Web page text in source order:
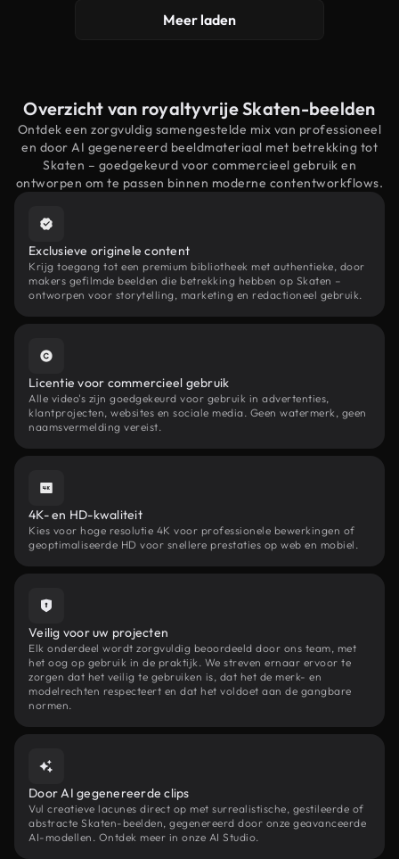
Meer laden
Overzicht van royaltyvrije Skaten-beelden
Ontdek een zorgvuldig samengestelde mix van professioneel
en door AI gegenereerd beeldmateriaal met betrekking tot
Skaten – goedgekeurd voor commercieel gebruik en
ontworpen om te passen binnen moderne contentworkflows.
Exclusieve originele content
Krijg toegang tot een premium bibliotheek met authentieke, door
makers gefilmde beelden die betrekking hebben op Skaten –
ontworpen voor storytelling, marketing en redactioneel gebruik.
Licentie voor commercieel gebruik
Alle video's zijn goedgekeurd voor gebruik in advertenties,
klantprojecten, websites en sociale media. Geen watermerk, geen
naamsvermelding vereist.
4K- en HD-kwaliteit
Kies voor hoge resolutie 4K voor professionele bewerkingen of
geoptimaliseerde HD voor snellere prestaties op web en mobiel.
Veilig voor uw projecten
Elk onderdeel wordt zorgvuldig beoordeeld door ons team, met
het oog op gebruik in de praktijk. We streven ernaar ervoor te
zorgen dat het veilig te gebruiken is, dat het de merk- en
modelrechten respecteert en dat het voldoet aan de gangbare
normen.
Door AI gegenereerde clips
Vul creatieve lacunes direct op met surrealistische, gestileerde of
abstracte Skaten-beelden, gegenereerd door onze geavanceerde
AI-modellen. Ontdek meer in onze AI Studio.